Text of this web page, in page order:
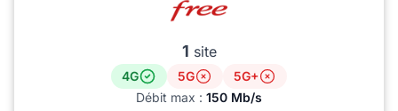
1 site
4G 5G
5G+
Débit max : 150 Mb/s